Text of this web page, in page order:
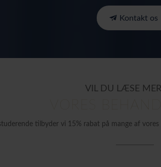
Kontakt os
VIL DU LÆSE
VORES
tilbyder vi 15% rabat på mange af